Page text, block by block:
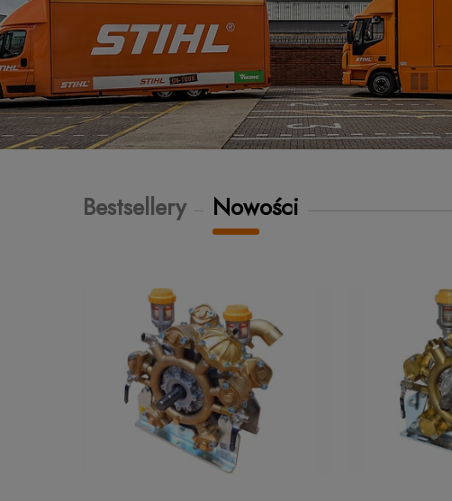
Nowości
Bestsellery